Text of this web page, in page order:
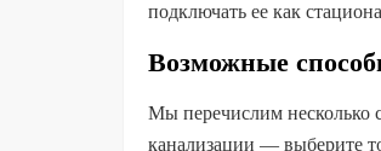
подключать ее как
Возможные
Мы перечислим несколько
канализации — выберите